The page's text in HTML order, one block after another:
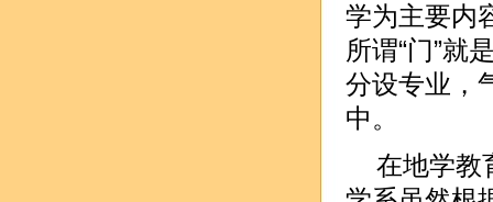
学为主要内
所谓“门”就
分设专业，
中。
在地学教